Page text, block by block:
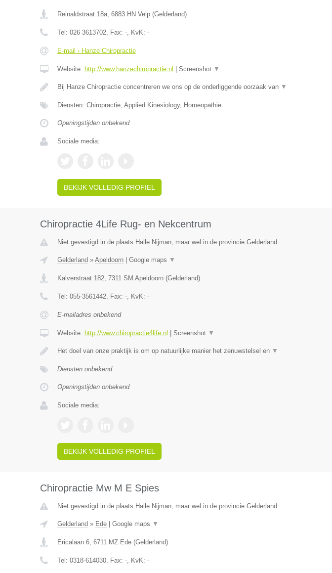
Reinaldstraat 18a, 6883 HN Velp(Gelderland)
Tel: 026 3613702, Fax: -, KvK: -
E-mail › Hanze Chiropractie
Website: http://www.hanzechiropractie.nl Screenshot ▼
Bij Hanze Chiropractie concentreren we ons op de onderliggende oorzaak van ▼
Diensten: Chiropractie, Applied Kinesiology, Homeopathie
Openingstijden onbekend
Sociale media:
BEKIJK VOLLEDIG PROFIEL
Chiropractie 4Life Rug- en Nekcentrum
Niet gevestigd in de plaats Halle Nijman, maar wel in de provincie Gelderland.
Gelderland » Apeldoorn| Google maps ▼
Kalverstraat 182, 7311 SM Apeldoorn(Gelderland)
Tel: 055-3561442, Fax: -, KvK: -
E-mailadres onbekend
Website: http://www.chiropractie4life.nl Screenshot ▼
Het doel van onze praktijk is om op natuurlijke manier het zenuwstelsel en ▼
Diensten onbekend
Openingstijden onbekend
Sociale media:
BEKIJK VOLLEDIG PROFIEL
Chiropractie Mw M E Spies
Niet gevestigd in de plaats Halle Nijman, maar wel in de provincie Gelderland.
Gelderland » Ede| Google maps ▼
Ericalaan 6, 6711 MZ Ede(Gelderland)
Tel: 0318-614030, Fax: -, KvK: -